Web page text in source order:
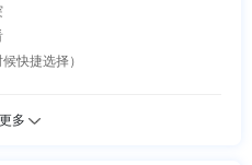
快捷选择）
点 多